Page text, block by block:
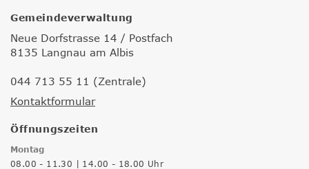
Gemeindeverwaltung
Neue Dorfstrasse 14 / Postfach
8135 Langnau am Albis
044 713 55 11 (Zentrale)
Kontaktformular
Öffnungszeiten
Montag
08.00 - 11.30 | 14.00 - 18.00 Uhr